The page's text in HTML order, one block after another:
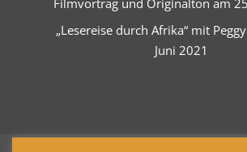
Filmvortrag und Originalton am
„Lesereise durch Afrika“ mit
Juni 2021